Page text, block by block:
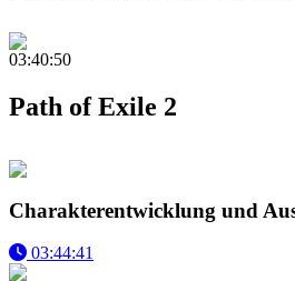
03:40:50
Path of Exile 2
Charakterentwicklung und
03:44:41